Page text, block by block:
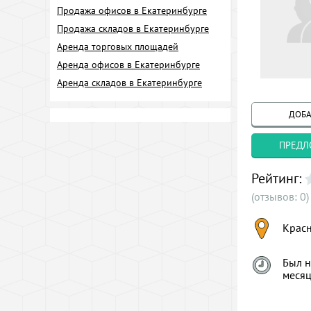
Продажа офисов в Екатеринбурге
Продажа складов в Екатеринбурге
Аренда торговых площадей
Аренда офисов в Екатеринбурге
Аренда складов в Екатеринбурге
Рейтинг:
(отзывов: 0)
Был